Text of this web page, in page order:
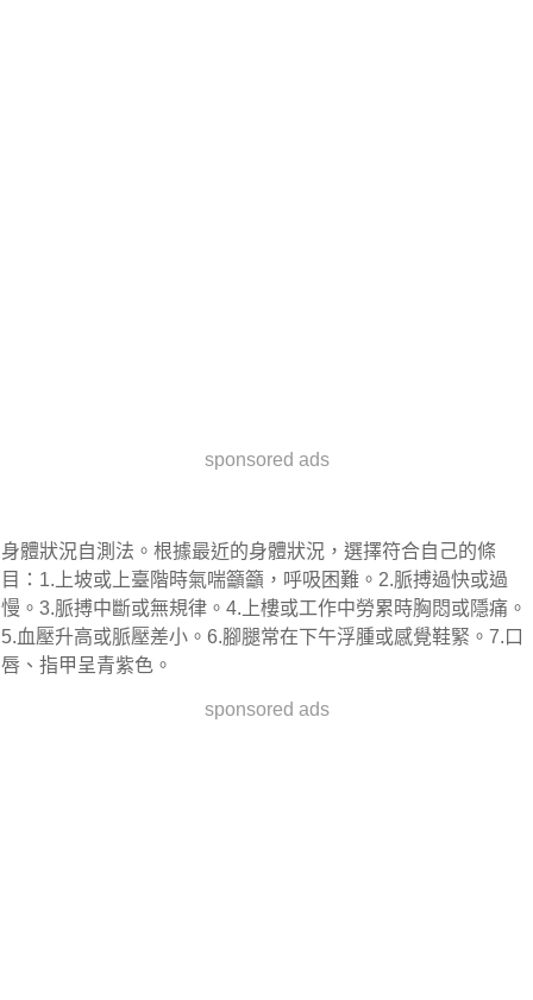
sponsored ads
身體狀況自測法。根據最近的身體狀況，選擇符合自己的條
目：1.上坡或上臺階時氣喘籲籲，呼吸困難。2.脈搏過快或過
慢。3.脈搏中斷或無規律。4.上樓或工作中勞累時胸悶或隱痛。
5.血壓升高或脈壓差小。6.腳腿常在下午浮腫或感覺鞋緊。7.口
唇、指甲呈青紫色。
sponsored ads